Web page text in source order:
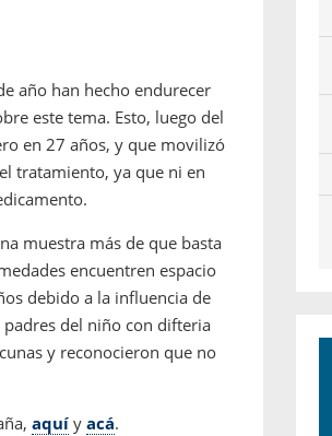
año han hecho endurecer
este tema. Esto, luego del
en 27 años, y que movilizó
tratamiento, ya que ni en
muestra más de que basta
encuentren espacio
debido a la influencia de
del niño con difteria
y reconocieron que no
aquí y acá.